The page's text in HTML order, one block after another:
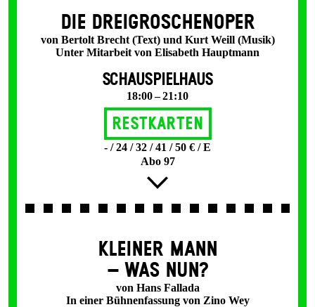
DIE DREI­GROSCHEN­OPER
von Bertolt Brecht (Text) und Kurt Weill (Musik)
Unter Mitarbeit von Elisabeth Hauptmann
SCHAUSPIELHAUS
18:00 – 21:10
Restkarten
- / 24 / 32 / 41 / 50 € / E
Abo 97
KLEINER MANN
– WAS NUN?
von Hans Fallada
In einer Bühnenfassung von Zino Wey